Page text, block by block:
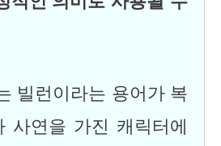
빌런이라는 용어가 복
사연을 가진 캐릭터에